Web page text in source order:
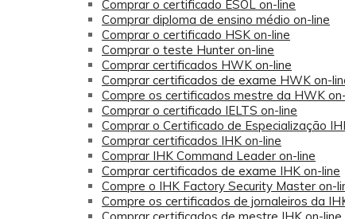
Comprar o certificado ESOL on-line
Comprar diploma de ensino médio on-line
Comprar o certificado HSK on-line
Comprar o teste Hunter on-line
Comprar certificados HWK on-line
Comprar certificados de exame HWK on-
Compre os certificados mestre da HWK
Comprar o certificado IELTS on-line
Comprar o Certificado de Especialização
Comprar certificados IHK on-line
Comprar IHK Command Leader on-line
Comprar certificados de exame IHK on-line
Compre o IHK Factory Security Master on-
Compre os certificados de jornaleiros da